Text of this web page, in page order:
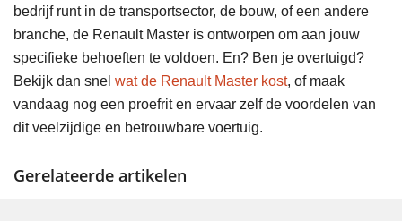
bedrijf runt in de transportsector, de bouw, of een andere
branche, de Renault Master is ontworpen om aan jouw
specifieke behoeften te voldoen. En? Ben je overtuigd?
Bekijk dan snel wat de Renault Master kost, of maak
vandaag nog een proefrit en ervaar zelf de voordelen van
dit veelzijdige en betrouwbare voertuig.
Gerelateerde artikelen